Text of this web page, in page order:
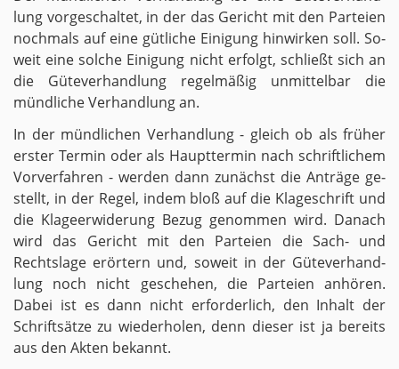
lung vor­ge­schal­tet, in der das Ge­richt mit den Par­tei­en
noch­mals auf eine güt­li­che Ei­ni­gung hin­wir­ken soll. So­
weit eine sol­che Ei­ni­gung nicht er­folgt, schließt sich an
die Gü­te­ver­hand­lung re­gel­mä­ßig un­mit­tel­bar die
münd­li­che Ver­hand­lung an.
In der münd­li­chen Ver­hand­lung - gleich ob als frü­her
ers­ter Ter­min oder als Haupt­ter­min nach schrift­li­chem
Vor­ver­fah­ren - wer­den dann zu­nächst die An­trä­ge ge­
stellt, in der Regel, indem bloß auf die Kla­ge­schrift und
die Kla­ge­er­wi­de­rung Bezug ge­nom­men wird. Da­nach
wird das Ge­richt mit den Par­tei­en die Sach- und
Rechts­la­ge er­ör­tern und, so­weit in der Gü­te­ver­hand­
lung noch nicht ge­sche­hen, die Par­tei­en an­hö­ren.
Dabei ist es dann nicht er­for­der­lich, den In­halt der
Schrift­sät­ze zu wie­der­ho­len, denn die­ser ist ja be­reits
aus den Akten be­kannt.